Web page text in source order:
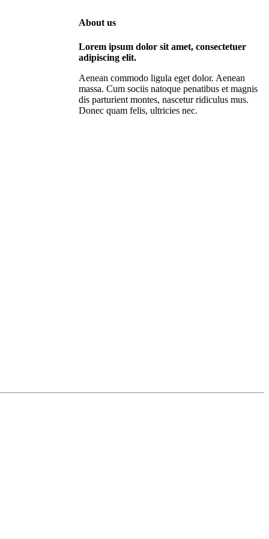
About us
Lorem ipsum dolor sit amet, consectetuer
adipiscing elit.
Aenean commodo ligula eget dolor. Aenean
massa. Cum sociis natoque penatibus et magnis
dis parturient montes, nascetur ridiculus mus.
Donec quam felis, ultricies nec.